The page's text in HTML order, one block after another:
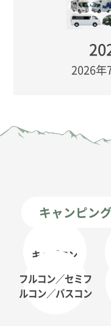
2026年
キャンピン
キャブコン
フルコン／セミフ
ルコン／バスコン